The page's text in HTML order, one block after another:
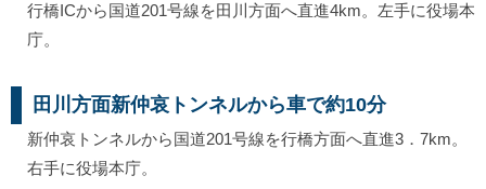
行橋ICから国道201号線を田川方面へ直進4km。左手に役場本
庁。
田川方面新仲哀トンネルから車で約10分
新仲哀トンネルから国道201号線を行橋方面へ直進3．7km。
右手に役場本庁。